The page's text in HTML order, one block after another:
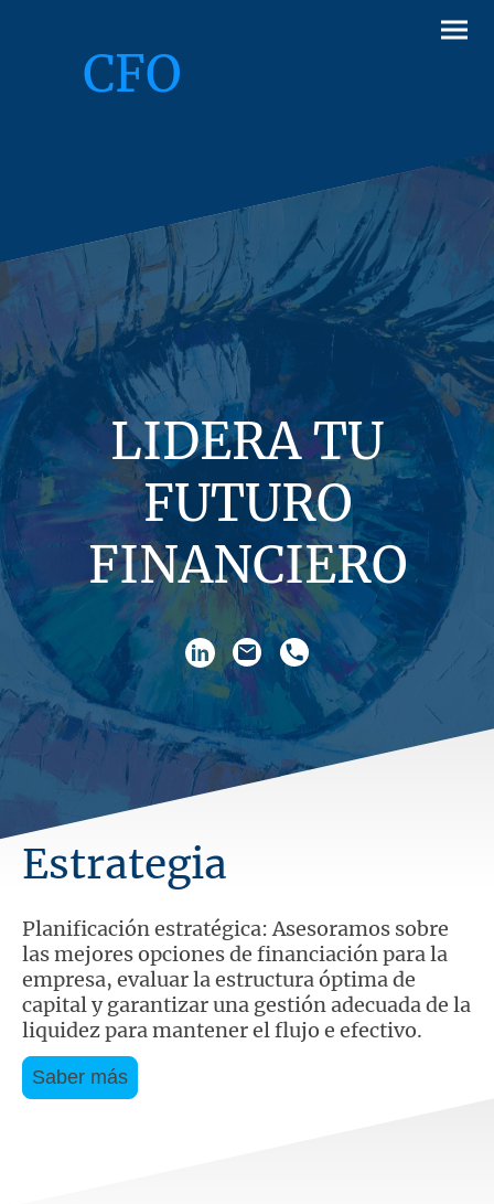
CFO
LIDERA TU
FUTURO
FINANCIERO
Estrategia
Planificación estratégica: Asesoramos sobre
las mejores opciones de financiación para la
empresa, evaluar la estructura óptima de
capital y garantizar una gestión adecuada de la
liquidez para mantener el flujo e efectivo.
Saber más